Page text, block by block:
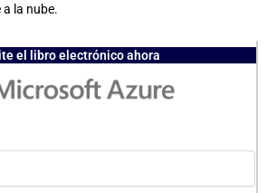
a la nube.
el libro electrónico ahora